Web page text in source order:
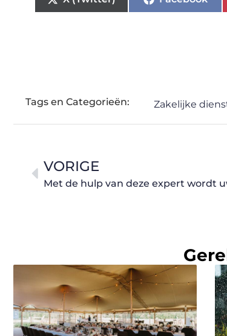
Tags en Categorieën: Zakelijke
VORIGE
Met de hulp van deze expert wordt